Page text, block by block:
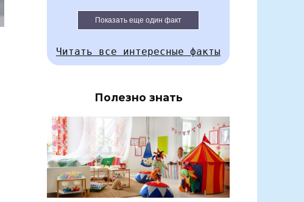
Показать еще один факт
Читать все интересные факты
Полезно знать